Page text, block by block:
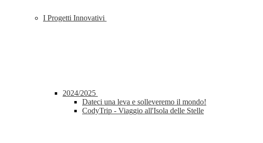
I Progetti Innovativi
2024/2025
Dateci una leva e solleveremo il mondo!
CodyTrip - Viaggio all'Isola delle Stelle